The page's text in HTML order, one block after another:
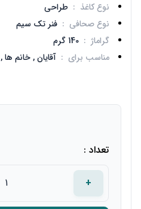
نوع کاغذ : طراحی
نوع صحافی : فنر تک سیم
گراماژ : 140 گرم
مناسب برای : آقایان ,خانم ها ,
تعداد :
+